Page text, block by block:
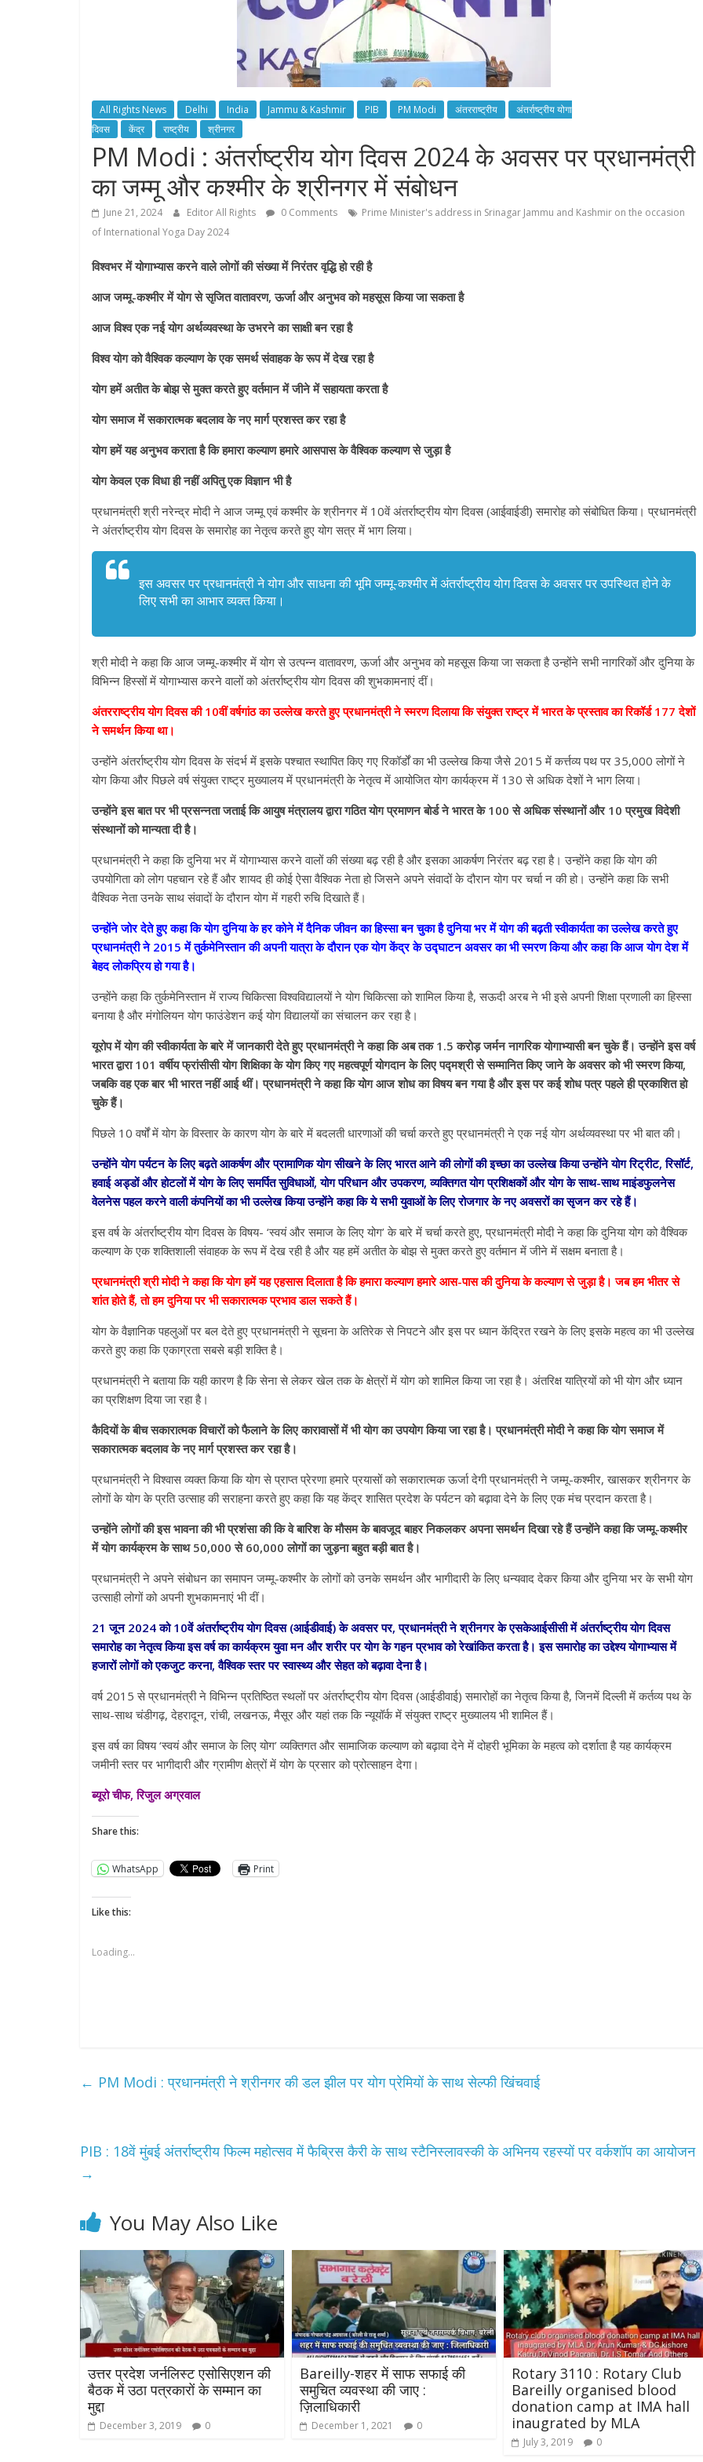
All Rights News Delhi India Jammu & Kashmir PIB PM Modi अंतरराष्ट्रीय
अंतर्राष्ट्रीय योगा
दिवस
केंद्र राष्ट्रीय श्रीनगर
PM Modi : अंतर्राष्ट्रीय योग दिवस 2024 के अवसर पर प्रधानमंत्री
का जम्मू और कश्मीर के श्रीनगर में संबोधन
June 21, 2024 Editor All Rights 0 Comments
Prime Minister's address in Srinagar Jammu and Kashmir on the occasion
of International Yoga Day 2024
विश्वभर में योगाभ्यास करने वाले लोगों की संख्या में निरंतर वृद्धि हो रही है
आज जम्मू-कश्मीर में योग से सृजित वातावरण, ऊर्जा और अनुभव को महसूस किया जा सकता है
आज विश्व एक नई योग अर्थव्यवस्था के उभरने का साक्षी बन रहा है
विश्व योग को वैश्विक कल्याण के एक समर्थ संवाहक के रूप में देख रहा है
योग हमें अतीत के बोझ से मुक्त करते हुए वर्तमान में जीने में सहायता करता है
योग समाज में सकारात्मक बदलाव के नए मार्ग प्रशस्त कर रहा है
योग हमें यह अनुभव कराता है कि हमारा कल्याण हमारे आसपास के वैश्विक कल्याण से जुड़ा है
योग केवल एक विधा ही नहीं अपितु एक विज्ञान भी है
प्रधानमंत्री श्री नरेन्द्र मोदी ने आज जम्मू एवं कश्मीर के श्रीनगर में 10वें अंतर्राष्ट्रीय योग दिवस (आईवाईडी) समारोह को संबोधित किया। प्रधानमंत्री
ने अंतर्राष्ट्रीय योग दिवस के समारोह का नेतृत्व करते हुए योग सत्र में भाग लिया।
इस अवसर पर प्रधानमंत्री ने योग और साधना की भूमि जम्मू-कश्मीर में अंतर्राष्ट्रीय योग दिवस के अवसर पर उपस्थित होने के
लिए सभी का आभार व्यक्त किया।
श्री मोदी ने कहा कि आज जम्मू-कश्मीर में योग से उत्पन्न वातावरण, ऊर्जा और अनुभव को महसूस किया जा सकता है उन्होंने सभी नागरिकों और दुनिया के
विभिन्न हिस्सों में योगाभ्यास करने वालों को अंतर्राष्ट्रीय योग दिवस की शुभकामनाएं दीं।
अंतरराष्ट्रीय योग दिवस की 10वीं वर्षगांठ का उल्लेख करते हुए प्रधानमंत्री ने स्मरण दिलाया कि संयुक्त राष्ट्र में भारत के प्रस्ताव का रिकॉर्ड 177 देशों
ने समर्थन किया था।
उन्होंने अंतर्राष्ट्रीय योग दिवस के संदर्भ में इसके पश्चात स्थापित किए गए रिकॉर्डों का भी उल्लेख किया जैसे 2015 में कर्त्तव्य पथ पर 35,000 लोगों ने
योग किया और पिछले वर्ष संयुक्त राष्ट्र मुख्यालय में प्रधानमंत्री के नेतृत्व में आयोजित योग कार्यक्रम में 130 से अधिक देशों ने भाग लिया।
उन्होंने इस बात पर भी प्रसन्नता जताई कि आयुष मंत्रालय द्वारा गठित योग प्रमाणन बोर्ड ने भारत के 100 से अधिक संस्थानों और 10 प्रमुख विदेशी
संस्थानों को मान्यता दी है।
प्रधानमंत्री ने कहा कि दुनिया भर में योगाभ्यास करने वालों की संख्या बढ़ रही है और इसका आकर्षण निरंतर बढ़ रहा है। उन्होंने कहा कि योग की
उपयोगिता को लोग पहचान रहे हैं और शायद ही कोई ऐसा वैश्विक नेता हो जिसने अपने संवादों के दौरान योग पर चर्चा न की हो। उन्होंने कहा कि सभी
वैश्विक नेता उनके साथ संवादों के दौरान योग में गहरी रुचि दिखाते हैं।
उन्होंने जोर देते हुए कहा कि योग दुनिया के हर कोने में दैनिक जीवन का हिस्सा बन चुका है दुनिया भर में योग की बढ़ती स्वीकार्यता का उल्लेख करते हुए
प्रधानमंत्री ने 2015 में तुर्कमेनिस्तान की अपनी यात्रा के दौरान एक योग केंद्र के उद्घाटन अवसर का भी स्मरण किया और कहा कि आज योग देश में
बेहद लोकप्रिय हो गया है।
उन्होंने कहा कि तुर्कमेनिस्तान में राज्य चिकित्सा विश्वविद्यालयों ने योग चिकित्सा को शामिल किया है, सऊदी अरब ने भी इसे अपनी शिक्षा प्रणाली का हिस्सा
बनाया है और मंगोलियन योग फाउंडेशन कई योग विद्यालयों का संचालन कर रहा है।
यूरोप में योग की स्वीकार्यता के बारे में जानकारी देते हुए प्रधानमंत्री ने कहा कि अब तक 1.5 करोड़ जर्मन नागरिक योगाभ्यासी बन चुके हैं। उन्होंने इस वर्ष
भारत द्वारा 101 वर्षीय फ्रांसीसी योग शिक्षिका के योग किए गए महत्वपूर्ण योगदान के लिए पद्मश्री से सम्मानित किए जाने के अवसर को भी स्मरण किया,
जबकि वह एक बार भी भारत नहीं आई थीं। प्रधानमंत्री ने कहा कि योग आज शोध का विषय बन गया है और इस पर कई शोध पत्र पहले ही प्रकाशित हो
चुके हैं।
पिछले 10 वर्षों में योग के विस्तार के कारण योग के बारे में बदलती धारणाओं की चर्चा करते हुए प्रधानमंत्री ने एक नई योग अर्थव्यवस्था पर भी बात की।
उन्होंने योग पर्यटन के लिए बढ़ते आकर्षण और प्रामाणिक योग सीखने के लिए भारत आने की लोगों की इच्छा का उल्लेख किया उन्होंने योग रिट्रीट, रिसॉर्ट,
हवाई अड्डों और होटलों में योग के लिए समर्पित सुविधाओं, योग परिधान और उपकरण, व्यक्तिगत योग प्रशिक्षकों और योग के साथ-साथ माइंडफुलनेस
वेलनेस पहल करने वाली कंपनियों का भी उल्लेख किया उन्होंने कहा कि ये सभी युवाओं के लिए रोजगार के नए अवसरों का सृजन कर रहे हैं।
इस वर्ष के अंतर्राष्ट्रीय योग दिवस के विषय- ‘स्वयं और समाज के लिए योग’ के बारे में चर्चा करते हुए, प्रधानमंत्री मोदी ने कहा कि दुनिया योग को वैश्विक
कल्याण के एक शक्तिशाली संवाहक के रूप में देख रही है और यह हमें अतीत के बोझ से मुक्त करते हुए वर्तमान में जीने में सक्षम बनाता है।
प्रधानमंत्री श्री मोदी ने कहा कि योग हमें यह एहसास दिलाता है कि हमारा कल्याण हमारे आस-पास की दुनिया के कल्याण से जुड़ा है। जब हम भीतर से
शांत होते हैं, तो हम दुनिया पर भी सकारात्मक प्रभाव डाल सकते हैं।
योग के वैज्ञानिक पहलुओं पर बल देते हुए प्रधानमंत्री ने सूचना के अतिरेक से निपटने और इस पर ध्यान केंद्रित रखने के लिए इसके महत्व का भी उल्लेख
करते हुए कहा कि एकाग्रता सबसे बड़ी शक्ति है।
प्रधानमंत्री ने बताया कि यही कारण है कि सेना से लेकर खेल तक के क्षेत्रों में योग को शामिल किया जा रहा है। अंतरिक्ष यात्रियों को भी योग और ध्यान
का प्रशिक्षण दिया जा रहा है।
कैदियों के बीच सकारात्मक विचारों को फैलाने के लिए कारावासों में भी योग का उपयोग किया जा रहा है। प्रधानमंत्री मोदी ने कहा कि योग समाज में
सकारात्मक बदलाव के नए मार्ग प्रशस्त कर रहा है।
प्रधानमंत्री ने विश्वास व्यक्त किया कि योग से प्राप्त प्रेरणा हमारे प्रयासों को सकारात्मक ऊर्जा देगी प्रधानमंत्री ने जम्मू-कश्मीर, खासकर श्रीनगर के
लोगों के योग के प्रति उत्साह की सराहना करते हुए कहा कि यह केंद्र शासित प्रदेश के पर्यटन को बढ़ावा देने के लिए एक मंच प्रदान करता है।
उन्होंने लोगों की इस भावना की भी प्रशंसा की कि वे बारिश के मौसम के बावजूद बाहर निकलकर अपना समर्थन दिखा रहे हैं उन्होंने कहा कि जम्मू-कश्मीर
में योग कार्यक्रम के साथ 50,000 से 60,000 लोगों का जुड़ना बहुत बड़ी बात है।
प्रधानमंत्री ने अपने संबोधन का समापन जम्मू-कश्मीर के लोगों को उनके समर्थन और भागीदारी के लिए धन्यवाद देकर किया और दुनिया भर के सभी योग
उत्साही लोगों को अपनी शुभकामनाएं भी दीं।
21 जून 2024 को 10वें अंतर्राष्ट्रीय योग दिवस (आईडीवाई) के अवसर पर, प्रधानमंत्री ने श्रीनगर के एसकेआईसीसी में अंतर्राष्ट्रीय योग दिवस
समारोह का नेतृत्व किया इस वर्ष का कार्यक्रम युवा मन और शरीर पर योग के गहन प्रभाव को रेखांकित करता है। इस समारोह का उद्देश्य योगाभ्यास में
हजारों लोगों को एकजुट करना, वैश्विक स्तर पर स्वास्थ्य और सेहत को बढ़ावा देना है।
वर्ष 2015 से प्रधानमंत्री ने विभिन्न प्रतिष्ठित स्थलों पर अंतर्राष्ट्रीय योग दिवस (आईडीवाई) समारोहों का नेतृत्व किया है, जिनमें दिल्ली में कर्तव्य पथ के
साथ-साथ चंडीगढ़, देहरादून, रांची, लखनऊ, मैसूर और यहां तक ​​कि न्यूयॉर्क में संयुक्त राष्ट्र मुख्यालय भी शामिल हैं।
इस वर्ष का विषय ‘स्वयं और समाज के लिए योग’ व्यक्तिगत और सामाजिक कल्याण को बढ़ावा देने में दोहरी भूमिका के महत्व को दर्शाता है यह कार्यक्रम
जमीनी स्तर पर भागीदारी और ग्रामीण क्षेत्रों में योग के प्रसार को प्रोत्साहन देगा।
ब्यूरो चीफ, रिजुल अग्रवाल
Share this:
WhatsApp Print
Like this:
Loading...
← PM Modi : प्रधानमंत्री ने श्रीनगर की डल झील पर योग प्रेमियों के साथ सेल्फी खिंचवाई
PIB : 18वें मुंबई अंतर्राष्ट्रीय फिल्म महोत्सव में फैब्रिस कैरी के साथ स्टैनिस्लावस्की के अभिनय रहस्यों पर वर्कशॉप का आयोजन
→
You May Also Like
उत्तर प्रदेश जर्नलिस्ट एसोसिएशन की
बैठक में उठा पत्रकारों के सम्मान का
मुद्दा
December 3, 2019 0
Bareilly-शहर में साफ सफाई की
समुचित व्यवस्था की जाए :
ज़िलाधिकारी
December 1, 2021 0
Rotary 3110 : Rotary Club
Bareilly organised blood
donation camp at IMA hall
inaugrated by MLA
July 3, 2019 0
All Rights News Bareilly
Uttar
Pradesh
राजनीति हॉट राजनीतिक
खिलाफ प्रदर्शन
August 4, 2021
All Rights News Bareilly
Uttar
प्रथम आगमन पर नवनियुक्त प्रदेश
उपाध्यक्ष सोनू बाल्मीकि का किया गया
स्वागत